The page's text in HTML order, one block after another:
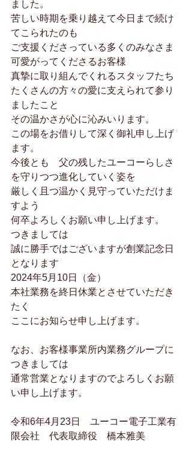
ました。
苦しい時期を乗り越えて今日まで続け
てこられたのも
ご支援くださっている多くのみなさま
可愛がってくださるお客様
真摯に取り組んでくれるスタッフたち
たくさんの方々の愛に支えられて参り
ましたこと
その温かさが心に沁みいります。
この場をお借りして深く御礼申し上げ
ます。
今後とも　父の残したユーコーらしさ
を守りつつ進化していく姿を
厳しく且つ温かく見守っていただけま
すよう
何卒よろしくお願い申し上げます。
つきましては
誠に勝手ではございますが創業記念日
となります
2024年5月10日（金）
本社業務を終日休業とさせていただき
たく
ここにお知らせ申し上げます。
なお、お客様事業所内業務グループに
つきましては
通常営業となりますのでよろしくお願
い申し上げます。
令和6年4月23日　ユーコー電子工業有
限会社　代表取締役　橋本雅美